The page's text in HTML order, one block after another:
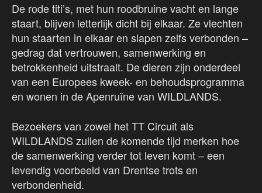
De rode titi’s, met hun roodbruine vacht en lange
staart, blijven letterlijk dicht bij elkaar. Ze vlechten
hun staarten in elkaar en slapen zelfs verbonden –
gedrag dat vertrouwen, samenwerking en
betrokkenheid uitstraalt. De dieren zijn onderdeel
van een Europees kweek- en behoudsprogramma
en wonen in de Apenruïne van WILDLANDS.
Bezoekers van zowel het TT Circuit als
WILDLANDS zullen de komende tijd merken hoe
de samenwerking verder tot leven komt – een
levendig voorbeeld van Drentse trots en
verbondenheid.